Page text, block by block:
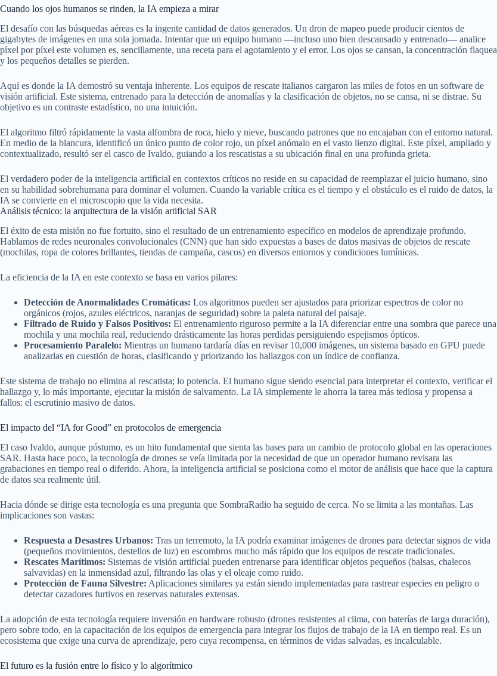
Cuando los ojos humanos se rinden, la IA empieza a mirar
El desafío con las búsquedas aéreas es la ingente cantidad de datos generados. Un dron de mapeo puede producir cientos de
gigabytes de imágenes en una sola jornada. Intentar que un equipo humano —incluso uno bien descansado y entrenado— analice
píxel por píxel este volumen es, sencillamente, una receta para el agotamiento y el error. Los ojos se cansan, la concentración flaquea
y los pequeños detalles se pierden.
Aquí es donde la IA demostró su ventaja inherente. Los equipos de rescate italianos cargaron las miles de fotos en un software de
visión artificial. Este sistema, entrenado para la detección de anomalías y la clasificación de objetos, no se cansa, ni se distrae. Su
objetivo es un contraste estadístico, no una intuición.
El algoritmo filtró rápidamente la vasta alfombra de roca, hielo y nieve, buscando patrones que no encajaban con el entorno natural.
En medio de la blancura, identificó un único punto de color rojo, un píxel anómalo en el vasto lienzo digital. Este píxel, ampliado y
contextualizado, resultó ser el casco de Ivaldo, guiando a los rescatistas a su ubicación final en una profunda grieta.
El verdadero poder de la inteligencia artificial en contextos críticos no reside en su capacidad de reemplazar el juicio humano, sino
en su habilidad sobrehumana para dominar el volumen. Cuando la variable crítica es el tiempo y el obstáculo es el ruido de datos, la
IA se convierte en el microscopio que la vida necesita.
Análisis técnico: la arquitectura de la visión artificial SAR
El éxito de esta misión no fue fortuito, sino el resultado de un entrenamiento específico en modelos de aprendizaje profundo.
Hablamos de redes neuronales convolucionales (CNN) que han sido expuestas a bases de datos masivas de objetos de rescate
(mochilas, ropa de colores brillantes, tiendas de campaña, cascos) en diversos entornos y condiciones lumínicas.
La eficiencia de la IA en este contexto se basa en varios pilares:
Detección de Anormalidades Cromáticas: Los algoritmos pueden ser ajustados para priorizar espectros de color no
orgánicos (rojos, azules eléctricos, naranjas de seguridad) sobre la paleta natural del paisaje.
Filtrado de Ruido y Falsos Positivos: El entrenamiento riguroso permite a la IA diferenciar entre una sombra que parece una
mochila y una mochila real, reduciendo drásticamente las horas perdidas persiguiendo espejismos ópticos.
Procesamiento Paralelo: Mientras un humano tardaría días en revisar 10,000 imágenes, un sistema basado en GPU puede
analizarlas en cuestión de horas, clasificando y priorizando los hallazgos con un índice de confianza.
Este sistema de trabajo no elimina al rescatista; lo potencia. El humano sigue siendo esencial para interpretar el contexto, verificar el
hallazgo y, lo más importante, ejecutar la misión de salvamento. La IA simplemente le ahorra la tarea más tediosa y propensa a
fallos: el escrutinio masivo de datos.
El impacto del “IA for Good” en protocolos de emergencia
El caso Ivaldo, aunque póstumo, es un hito fundamental que sienta las bases para un cambio de protocolo global en las operaciones
SAR. Hasta hace poco, la tecnología de drones se veía limitada por la necesidad de que un operador humano revisara las
grabaciones en tiempo real o diferido. Ahora, la inteligencia artificial se posiciona como el motor de análisis que hace que la captura
de datos sea realmente útil.
Hacia dónde se dirige esta tecnología es una pregunta que SombraRadio ha seguido de cerca. No se limita a las montañas. Las
implicaciones son vastas:
Respuesta a Desastres Urbanos: Tras un terremoto, la IA podría examinar imágenes de drones para detectar signos de vida
(pequeños movimientos, destellos de luz) en escombros mucho más rápido que los equipos de rescate tradicionales.
Rescates Marítimos: Sistemas de visión artificial pueden entrenarse para identificar objetos pequeños (balsas, chalecos
salvavidas) en la inmensidad azul, filtrando las olas y el oleaje como ruido.
Protección de Fauna Silvestre: Aplicaciones similares ya están siendo implementadas para rastrear especies en peligro o
detectar cazadores furtivos en reservas naturales extensas.
La adopción de esta tecnología requiere inversión en hardware robusto (drones resistentes al clima, con baterías de larga duración),
pero sobre todo, en la capacitación de los equipos de emergencia para integrar los flujos de trabajo de la IA en tiempo real. Es un
ecosistema que exige una curva de aprendizaje, pero cuya recompensa, en términos de vidas salvadas, es incalculable.
El futuro es la fusión entre lo físico y lo algorítmico